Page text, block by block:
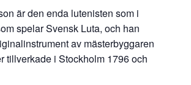
är den enda lutenisten som i
spelar Svensk Luta, och han
av mästerbyggaren
tillverkade i Stockholm 1796 och